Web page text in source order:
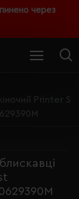
через
Printer S